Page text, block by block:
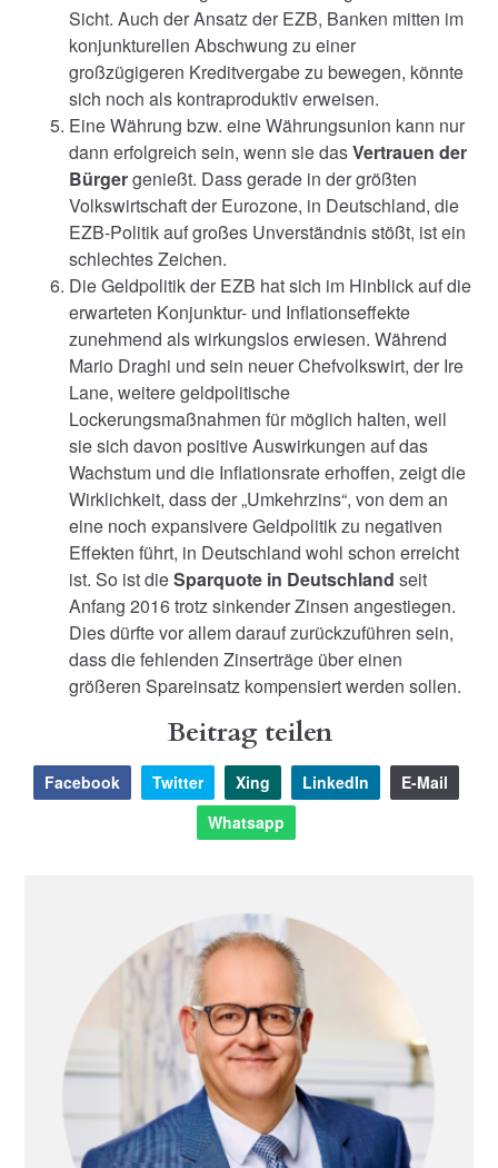
Sicht. Auch der Ansatz der EZB, Banken mitten im
konjunkturellen Abschwung zu einer
großzügigeren Kreditvergabe zu bewegen, könnte
sich noch als kontraproduktiv erweisen.
Eine Währung bzw. eine Währungsunion kann nur
dann erfolgreich sein, wenn sie dasVertrauen der
Bürgergenießt. Dass gerade in der größten
Volkswirtschaft der Eurozone, in Deutschland, die
EZB-Politik auf großes Unverständnis stößt, ist ein
schlechtes Zeichen.
Die Geldpolitik der EZB hat sich im Hinblick auf die
erwarteten Konjunktur- und Inflationseffekte
zunehmend als wirkungslos erwiesen. Während
Mario Draghi und sein neuer Chefvolkswirt, der Ire
Lane, weitere geldpolitische
Lockerungsmaßnahmen für möglich halten, weil
sie sich davon positive Auswirkungen auf das
Wachstum und die Inflationsrate erhoffen, zeigt die
Wirklichkeit, dass der „Umkehrzins“, von dem an
eine noch expansivere Geldpolitik zu negativen
Effekten führt, in Deutschland wohl schon erreicht
ist. So ist dieSparquote in Deutschland seit
Anfang 2016 trotz sinkender Zinsen angestiegen.
Dies dürfte vor allem darauf zurückzuführen sein,
dass die fehlenden Zinserträge über einen
größeren Spareinsatz kompensiert werden sollen.
Beitrag teilen
Facebook Twitter Xing LinkedIn
E-Mail
Whatsapp